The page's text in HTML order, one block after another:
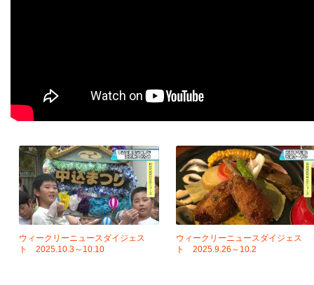
ウィークリーニュースダイジェス
ト 2025.10.3～10.10
ウィークリーニュースダイジェス
ト 2025.9.26～10.2